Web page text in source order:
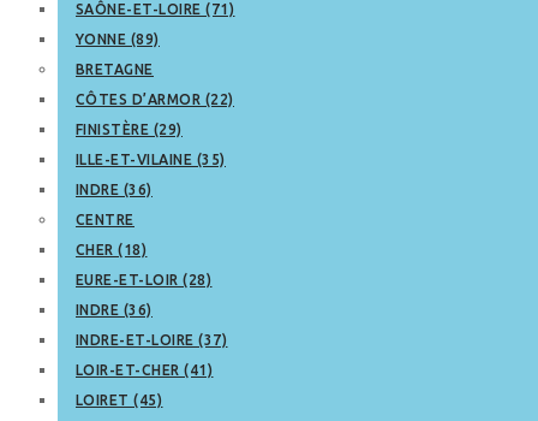
SAÔNE-ET-LOIRE (71)
YONNE (89)
BRETAGNE
CÔTES D’ARMOR (22)
FINISTÈRE (29)
ILLE-ET-VILAINE (35)
INDRE (36)
CENTRE
CHER (18)
EURE-ET-LOIR (28)
INDRE (36)
INDRE-ET-LOIRE (37)
LOIR-ET-CHER (41)
LOIRET (45)